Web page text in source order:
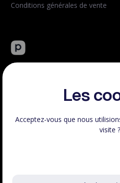
Les
Acceptez-vous que nous
visite ?
Conditions générales de vente
Peachie : plateforme tout-en-un
Créé et hébergé en France.